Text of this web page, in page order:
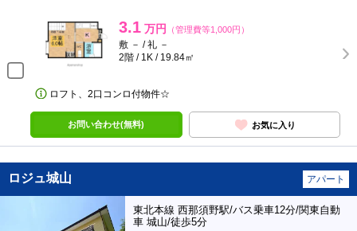
3.1 万円 （管理費等1,000円）
敷 － / 礼 －
2階 / 1K / 19.84㎡
ロフト、2口コンロ付物件☆
お問い合わせ(無料) お気に入り
ロジュ城山 アパート
東北本線 西那須野駅/バス乗車12分/関東自動
車 城山/徒歩5分